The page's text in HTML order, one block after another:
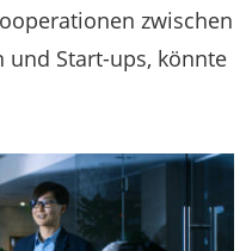
zwischen
und Start-ups, könnte